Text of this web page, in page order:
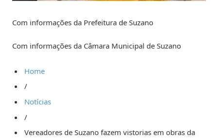
Com informações da Prefeitura de Suzano
Com informações da Câmara Municipal de Suzano
Home
/
Notícias
/
Vereadores de Suzano fazem vistorias em obras da